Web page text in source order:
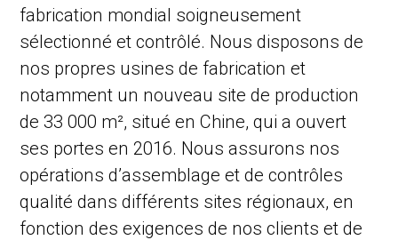
fabrication mondial soigneusement
sélectionné et contrôlé. Nous disposons de
nos propres usines de fabrication et
notamment un nouveau site de production
de 33 000 m², situé en Chine, qui a ouvert
ses portes en 2016. Nous assurons nos
opérations d’assemblage et de contrôles
qualité dans différents sites régionaux, en
fonction des exigences de nos clients et de